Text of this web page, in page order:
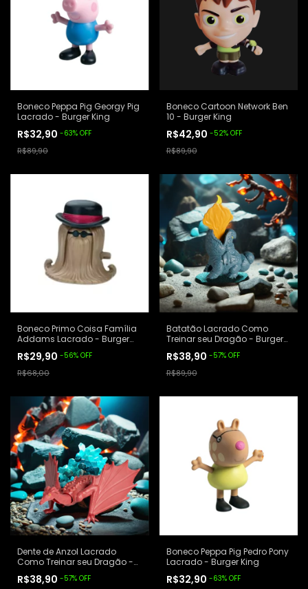
Boneco Peppa Pig Georgy Pig
Lacrado - Burger King
R$32,90 -63% OFF
R$89,90
Boneco Cartoon Network Ben
10 - Burger King
R$42,90 -52% OFF
R$89,90
Boneco Primo Coisa Família
Addams Lacrado - Burger
R$29,90 -56% OFF
R$68,00
Batatão Lacrado Como
Treinar seu Dragão - Burger
R$38,90 -57% OFF
R$89,90
Dente de Anzol Lacrado
Como Treinar seu Dragão -
R$38,90 -57% OFF
Boneco Peppa Pig Pedro Pony
Lacrado - Burger King
R$32,90 -63% OFF